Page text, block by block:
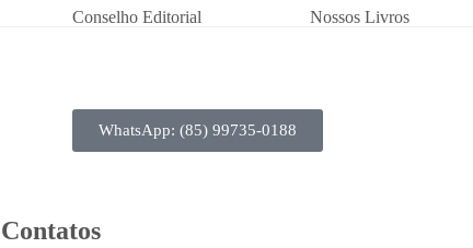
Conselho Editorial Nossos Livros
WhatsApp: (85) 99735-0188
Contatos